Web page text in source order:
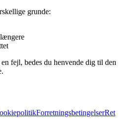
grunde:
fejl, bedes du henvende dig til den
ForretningsbetingelserRet